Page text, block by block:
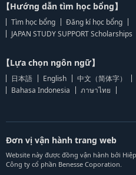
【Hướng dẫn tìm học bổng】
Tìm học bổng
Đăng kí học bổng
JAPAN STUDY SUPPORT Scholarships
【Lựa chọn ngôn ngữ】
日本語 English 中文（简体字）
Bahasa Indonesia
ภาษาไทย
Đơn vị vận hành trang web
Website này được đồng vận hành bởi
Công ty cổ phần Benesse Coporation.